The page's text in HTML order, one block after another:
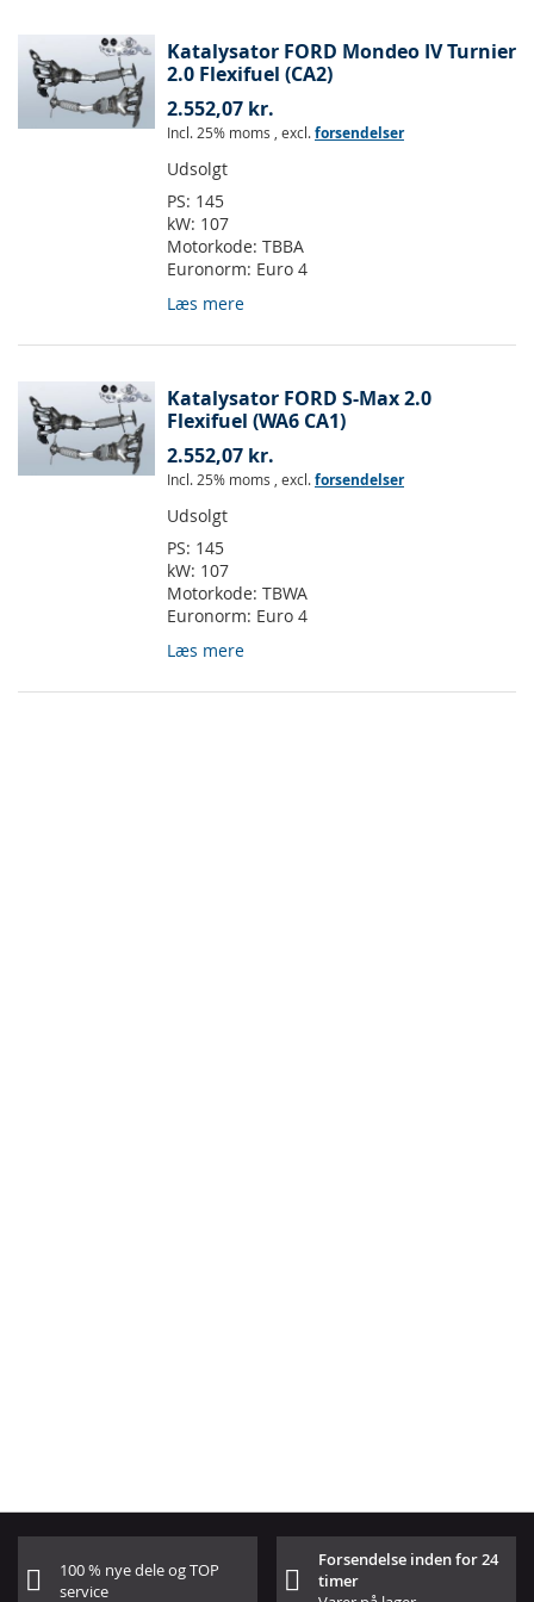
Katalysator FORD Mondeo IV Turnier
2.0 Flexifuel (CA2)
2.552,07 kr.
Incl. 25% moms , excl.forsendelser
Udsolgt
PS: 145
kW: 107
Motorkode: TBBA
Euronorm: Euro 4
Læs mere
Katalysator FORD S-Max 2.0
Flexifuel (WA6 CA1)
2.552,07 kr.
Incl. 25% moms , excl.forsendelser
Udsolgt
PS: 145
kW: 107
Motorkode: TBWA
Euronorm: Euro 4
Læs mere
100 % nye dele og TOP
service
Forsendelse inden for 24
timer